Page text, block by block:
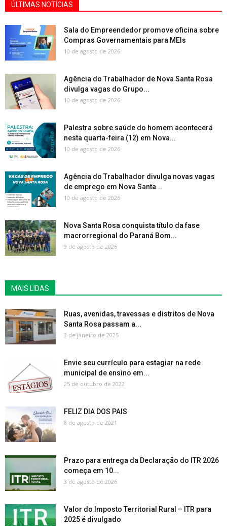
ÚLTIMAS NOTÍCIAS
Sala do Empreendedor promove oficina sobre
Compras Governamentais para MEIs
10 de agosto de 2026
Agência do Trabalhador de Nova Santa Rosa
divulga vagas do Grupo...
10 de agosto de 2026
Palestra sobre saúde do homem acontecerá
nesta quarta-feira (12) em Nova...
10 de agosto de 2026
Agência do Trabalhador divulga novas vagas
de emprego em Nova Santa...
10 de agosto de 2026
Nova Santa Rosa conquista título da fase
macrorregional do Paraná Bom...
9 de agosto de 2026
MAIS LIDAS
Ruas, avenidas, travessas e distritos de Nova
Santa Rosa passam a...
3 de janeiro de 2025
Envie seu currículo para estagiar na rede
municipal de ensino em...
25 de outubro de 2022
FELIZ DIA DOS PAIS
8 de agosto de 2021
Prazo para entrega da Declaração do ITR 2026
começa em 10...
3 de agosto de 2026
Valor do Imposto Territorial Rural – ITR para
2025 é divulgado